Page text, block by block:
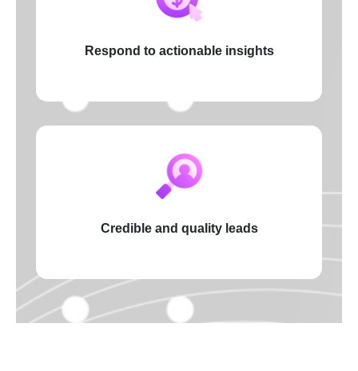
Respond to actionable insights
Credible and quality leads